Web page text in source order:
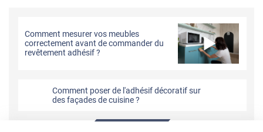
Comment mesurer vos meubles
correctement avant de commander du
revêtement adhésif ?
Comment poser de l'adhésif décoratif sur
des façades de cuisine ?